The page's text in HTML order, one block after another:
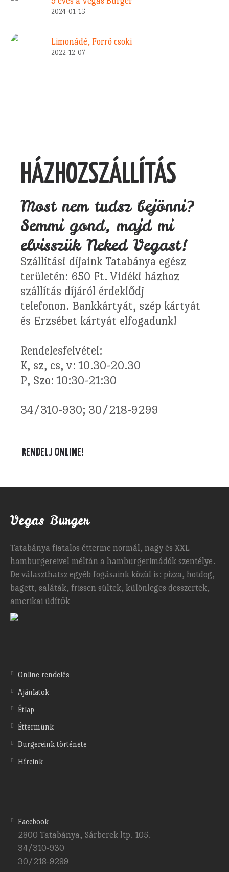
2024-01-15
Limonádé, Forró csoki
2022-12-07
HÁZHOZSZÁLLÍTÁS
Most nem tudsz bejönni?
Semmi gond, majd mi
elvisszük Neked Vegast!
Szállítási díjaink Tatabánya egész
területén: 650 Ft. Vidéki házhoz
szállítás díjáról érdeklődj
telefonon. Bankkártyát, szép kártyát
és Erzsébet kártyát elfogadunk!
Rendelesfelvétel:
K, sz, cs, v: 10.30-20.30
P, Szo: 10:30-21:30
34/310-930; 30/218-9299
RENDELJ ONLINE!
Vegas Burger
Tatabánya fiatalos étterme normál, nagy és XXL
hamburgereivel méltán a hamburgerimádók szentélye.
De választhatsz egyéb fogásaink közül is: pizza, hotdog,
bagett, saláták, frissen sültek, különleges desszertek,
amerikai üdítők
Online rendelés
Ajánlatok
Étlap
Éttermünk
Burgereink története
Híreink
Facebook
2800 Tatabánya, Sárberek ltp. 105.
34/310-930
30/218-9299